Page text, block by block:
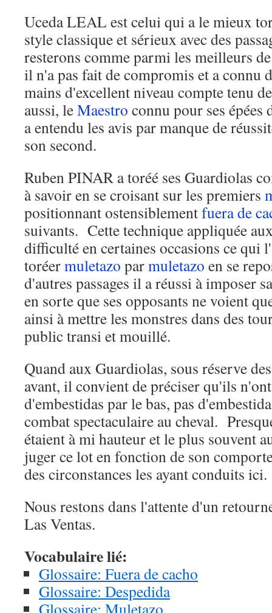
Uceda LEAL est celui qui a le mieux
style classique et sérieux avec des
resterons comme parmi les meilleurs
il n'a pas fait de compromis et a connu
mains d'excellent niveau compte tenu
aussi, leMaestro connu pour ses épées
a entendu les avis par manque de
son second.
Ruben PINAR a toréé ses Guardiolas
à savoir en se croisant sur les premiers
positionnant ostensiblementfuera de
suivants. Cette technique appliquée
difficulté en certaines occasions ce qui
toréermuletazo parmuletazo en se
d'autres passages il a réussi à imposer
en sorte que ses opposants ne voient
ainsi à mettre les monstres dans des
public transi et mouillé.
Quand aux Guardiolas, sous réserve
avant, il convient de préciser qu'ils
d'embestidas par le bas, pas
combat spectaculaire au cheval.
étaient à mi hauteur et le plus souvent
juger ce lot en fonction de son
des circonstances les ayant conduits ici.
Nous restons dans l'attente d'un
Las Ventas.
Vocabulaire lié:
Glossaire: Fuera de cacho
Glossaire: Despedida
Glossaire: Muletazo